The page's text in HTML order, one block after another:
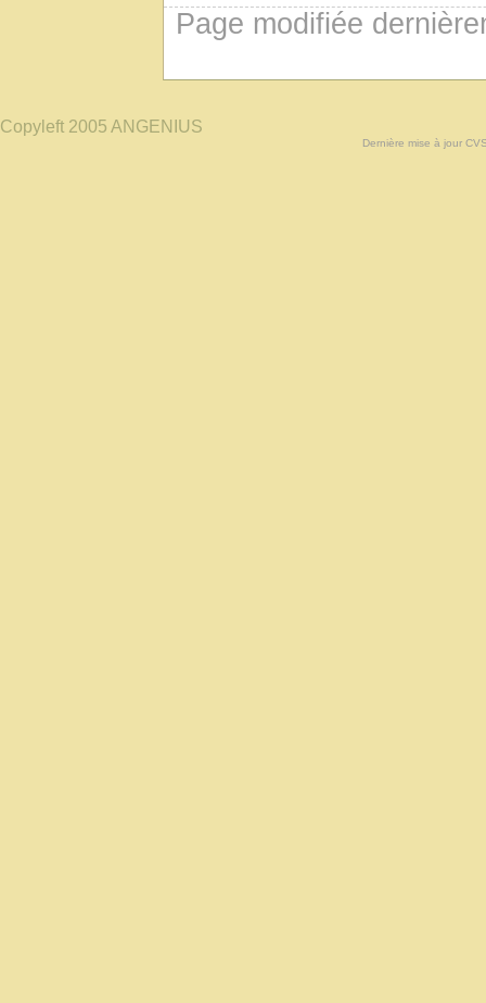
Page modifiée
Copyleft 2005 ANGENIUS
Dernière mise à jour